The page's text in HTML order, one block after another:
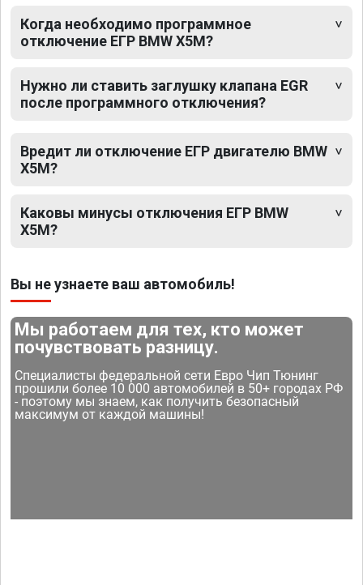
Когда необходимо программное
отключение ЕГР BMW X5M?
Нужно ли ставить заглушку клапана EGR
после программного отключения?
Вредит ли отключение ЕГР двигателю BMW
X5M?
Каковы минусы отключения ЕГР BMW
X5M?
Вы не узнаете ваш автомобиль!
Мы работаем для тех, кто может
почувствовать разницу.
Специалисты федеральной сети Евро Чип Тюнинг
прошили более 10 000 автомобилей в 50+ городах РФ
- поэтому мы знаем, как получить безопасный
максимум от каждой машины!